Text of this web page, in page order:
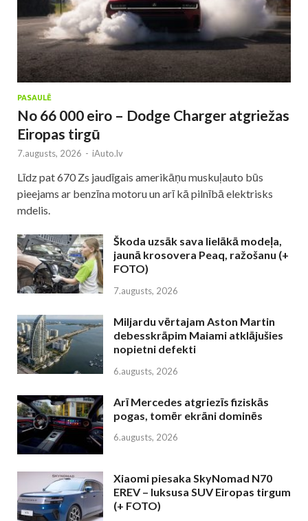
PASAULĒ
No 66 000 eiro – Dodge Charger atgriežas
Eiropas tirgū
7.augusts, 2026 - iAuto.lv
Līdz pat 670 Zs jaudīgais amerikāņu muskuļauto būs
pieejams ar benzīna motoru un arī kā pilnībā elektrisks
mdelis.
Škoda uzsāk sava lielākā modeļa,
jaunā krosovera Peaq, ražošanu (+
FOTO)
7.augusts, 2026
Miljardu vērtajam Aston Martin
debesskrāpim Maiami atklājušies
nopietni defekti
6.augusts, 2026
Arī Mercedes atgriezīs fiziskās
pogas, tomēr ekrāni dominēs
6.augusts, 2026
Xiaomi piesaka SkyNomad N70
EREV – luksusa SUV Eiropas tirgum
(+ FOTO)